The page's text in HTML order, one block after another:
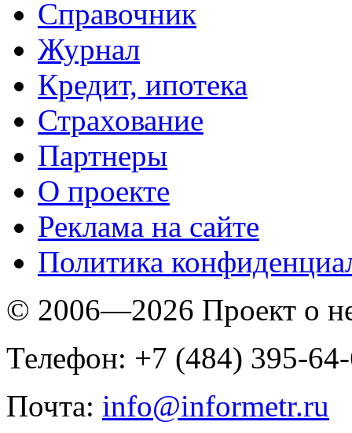
Справочник
Журнал
Кредит, ипотека
Страхование
Партнеры
O проекте
Реклама на сайте
Политика
© 2006—2026 Проект о
Телефон: +7 (484) 395-
Почта: info@informetr.ru